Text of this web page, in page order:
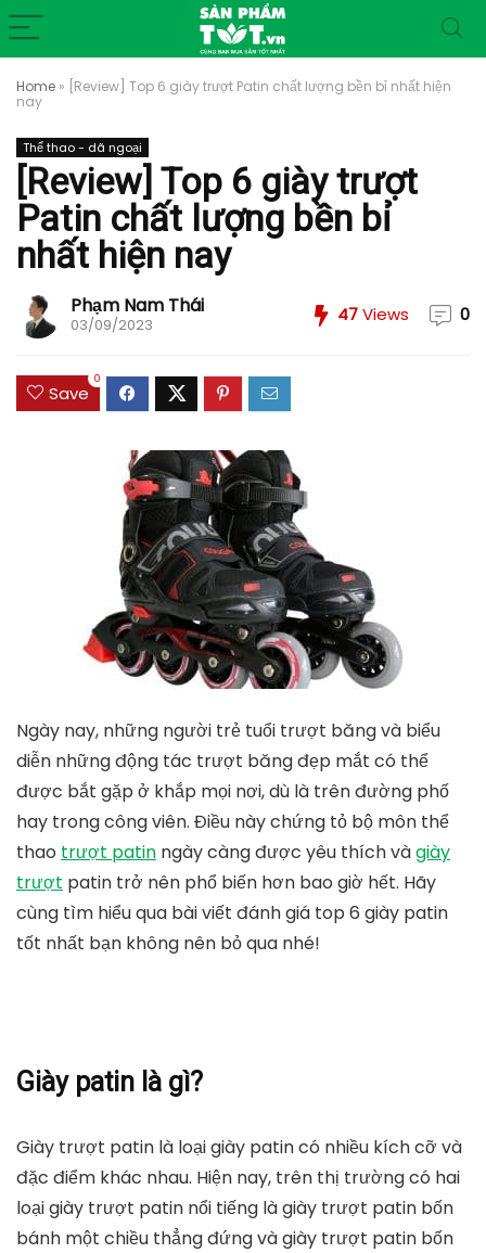
Home » [Review] Top 6 giày trượt Patin chất lượng bền bỉ nhất hiện
nay
Thể thao - dã ngoại
[Review] Top 6 giày trượt
Patin chất lượng bền bỉ
nhất hiện nay
Phạm Nam Thái
03/09/2023 47Views 0
Save
0
Ngày nay, những người trẻ tuổi trượt băng và biểu
diễn những động tác trượt băng đẹp mắt có thể
được bắt gặp ở khắp mọi nơi, dù là trên đường phố
hay trong công viên. Điều này chứng tỏ bộ môn thể
thao trượt patin ngày càng được yêu thích vàgiày
trượt patin trở nên phổ biến hơn bao giờ hết. Hãy
cùng tìm hiểu qua bài viết đánh giá top 6 giày patin
tốt nhất bạn không nên bỏ qua nhé!
Giày patin là gì?
Giày trượt patin là loại giày patin có nhiều kích cỡ và
đặc điểm khác nhau. Hiện nay, trên thị trường có hai
loại giày trượt patin nổi tiếng là giày trượt patin bốn
bánh một chiều thẳng đứng và giày trượt patin bốn